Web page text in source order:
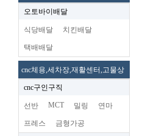
오토바이배달
식당배달 치킨배달
택배배달
cnc체용,세차장,재활센터,고물상
cnc구인구직
선반 MCT 밀링 연마
프레스 금형가공